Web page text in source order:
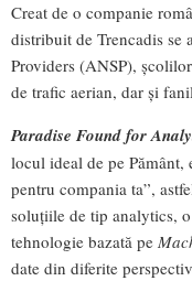
Creat de o companie
distribuit de Trencadis se
Providers (ANSP),
de trafic aerian, dar și
Paradise Found for
locul ideal de pe Pământ,
pentru compania ta”,
soluțiile de tip analytics,
tehnologie bazată pe
date din diferite